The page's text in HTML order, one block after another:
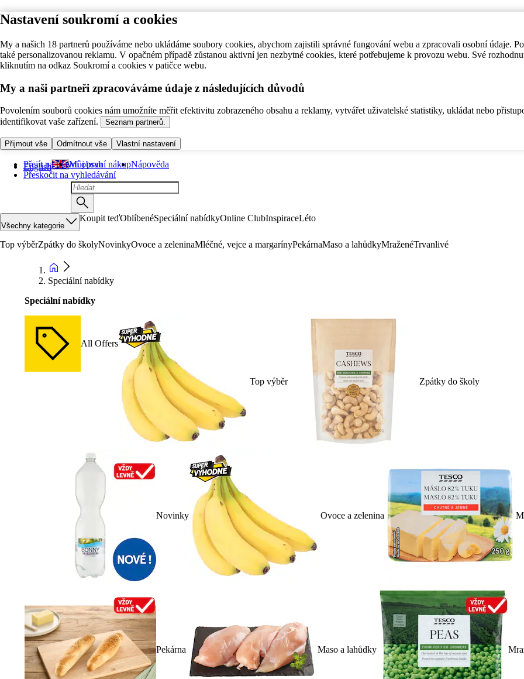
Nastavení soukromí a cookies
My a našich 18 partnerů používáme nebo ukládáme soubory cookies, abychom zajistili správné fungování webu a zpracovali osobní údaje.
také personalizovanou reklamu. V opačném případě zůstanou aktivní jen nezbytné cookies, které potřebujeme k provozu webu. Své
kliknutím na odkaz Soukromí a cookies v patičce webu.
My a naši partneři zpracováváme údaje z následujících důvodů
Povolením souborů cookies nám umožníte měřit efektivitu zobrazeného obsahu a reklamy, vytvářet uživatelské statistiky, ukládat nebo
identifikovat vaše zařízení.
Seznam partnerů.
Přijmout vše Odmítnout vše Vlastní nastavení
Přejít na hlavní obsah
Přeskočit na vyhledávání
English Můj první nákupNápověda
Všechny kategorie
Koupit teďOblíbenéSpeciální nabídkyOnline ClubInspiraceLéto
Top výběrZpátky do školyNovinkyOvoce a zeleninaMléčné, vejce a margarínyPekárnaMaso a lahůdkyMraženéTrvanlivé
Speciální nabídky
Speciální nabídky
All Offers
Top výběr Zpátky do školy
Novinky Ovoce a zelenina
Pekárna Maso a lahůdky